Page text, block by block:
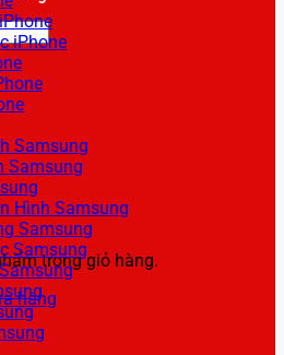
trong giỏ hàng.
hàng
iPhone
Samsung
Samsung
Hình Samsung
Samsung
Samsung